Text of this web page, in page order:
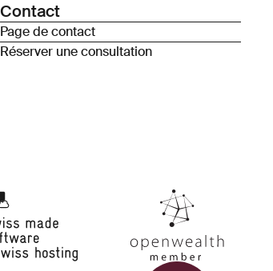
Contact
Page de contact
Réserver une consultation